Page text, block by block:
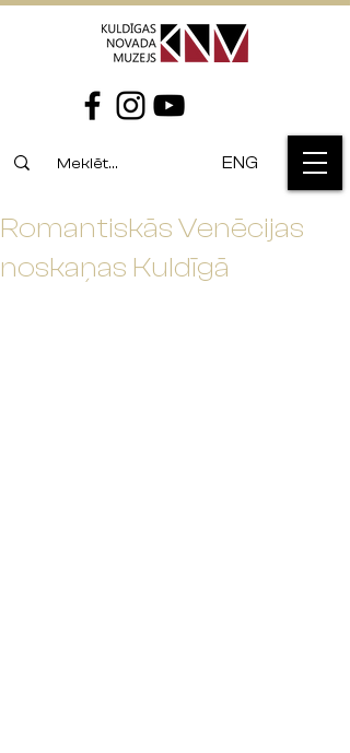
ENG
Romantiskās Venēcijas
noskaņas Kuldīgā